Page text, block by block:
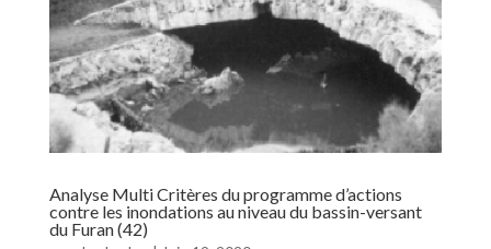
Analyse Multi Critères du programme d’actions
contre les inondations au niveau du bassin-versant
du Furan (42)